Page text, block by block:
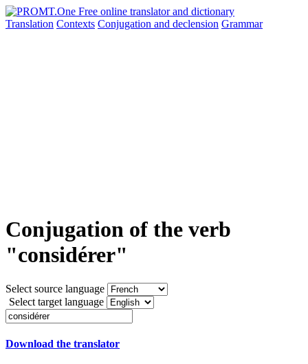
Translation Contexts Conjugation and declension Grammar
Conjugation of the verb
"considérer"
Select source language
Select target language
Download the translator